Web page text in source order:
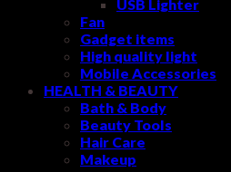
USB Lighter
Fan
Gadget items
High quality light
Mobile Accessories
HEALTH & BEAUTY
Bath & Body
Beauty Tools
Hair Care
Makeup